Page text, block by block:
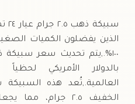
الذين يفضلون الكميات
بالدولار الأمريكي
العالمية.,تُعد هذه
الخفيف ٢.٥ جرام،